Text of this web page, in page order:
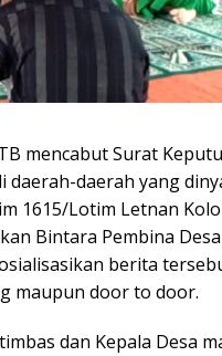
mencabut Surat
daerah-daerah yang
1615/Lotim Letnan
Bintara Pembina
berita
maupun door to door.
dan Kepala Desa